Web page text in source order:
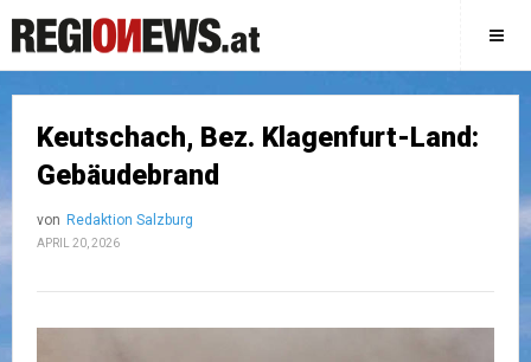
Keutschach, Bez. Klagenfurt-Land:
Gebäudebrand
von Redaktion Salzburg
APRIL 20, 2026